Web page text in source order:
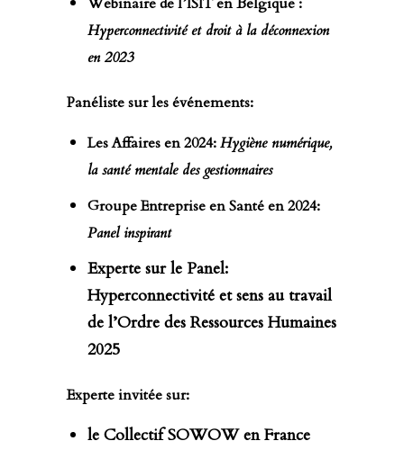
Hyperconnectivité et droit à la déconnexion
en 2023
Panéliste sur les événements:
Les Affaires en 2024:Hygiène numérique,
la santé mentale des gestionnaires
Groupe Entreprise en Santé en 2024:
Panel inspirant
Experte sur le Panel:
Hyperconnectivité et sens au travail
de l’Ordre des Ressources Humaines
2025
Experte invitée sur:
le Collectif SOWOW en France